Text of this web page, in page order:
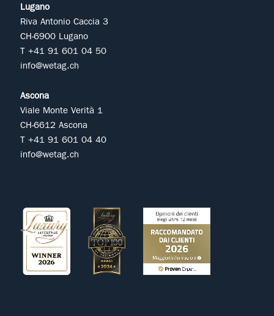
Lugano
Riva Antonio Caccia 3
CH-6900 Lugano
T +41 91 601 04 50
info@wetag.ch
Ascona
Viale Monte Verità 1
CH-6612 Ascona
T +41 91 601 04 40
info@wetag.ch